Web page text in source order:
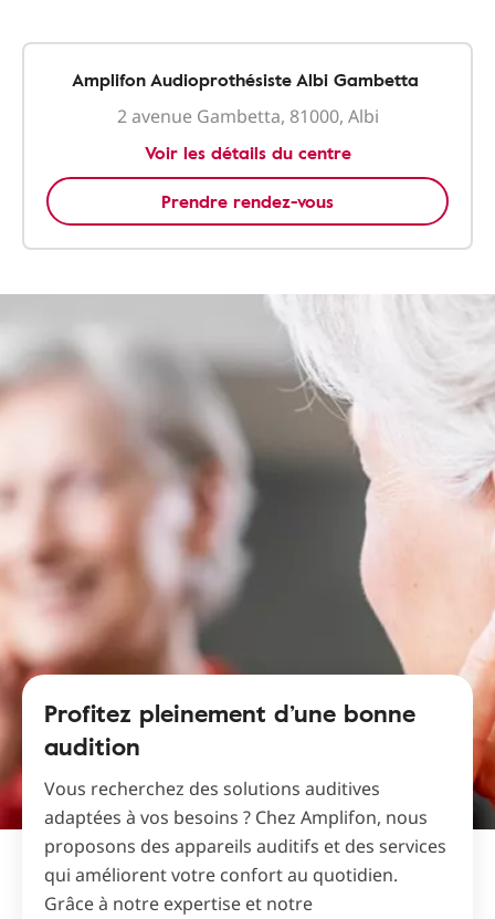
Amplifon Audioprothésiste Albi Gambetta
2 avenue Gambetta, 81000, Albi
Voir les détails du centre
Prendre rendez-vous
Profitez pleinement d’une bonne
audition
Vous recherchez des solutions auditives
adaptées à vos besoins ? Chez Amplifon, nous
proposons des appareils auditifs et des services
qui améliorent votre confort au quotidien.
Grâce à notre expertise et notre